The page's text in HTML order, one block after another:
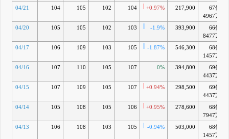
04/21
104 105 102 104 +0.97% 217,900
67億
4967万
04/20
105 105 102 103 -1.9% 393,900
66億
8477万
04/17
106 109 103 105 -1.87% 546,300
68億
1457万
04/16
107 110 105 107 0% 394,800
69億
4437万
04/15
107 109 105 107 +0.94% 298,500
69億
4437万
04/14
105 108 105 106 +0.95% 278,600
68億
7947万
04/13
106 108 103 105 -0.94% 503,000
68億
1457万